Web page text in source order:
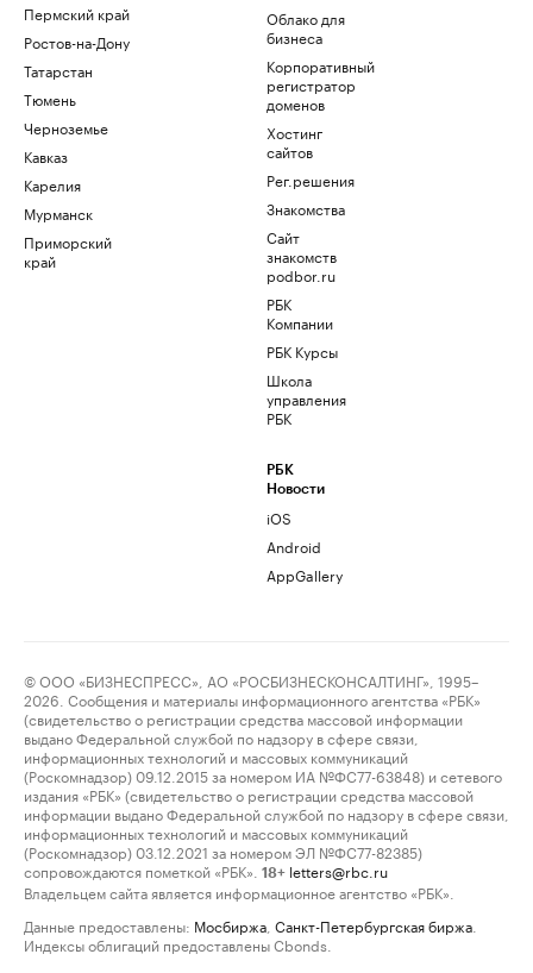
Пермский край
Ростов-на-Дону
Татарстан
Тюмень
Черноземье
Кавказ
Карелия
Мурманск
Приморский
край
Облако для
бизнеса
Корпоративный
регистратор
доменов
Хостинг
сайтов
Рег.решения
Знакомства
Сайт
знакомств
podbor.ru
РБК
Компании
РБК Курсы
Школа
управления
РБК
РБК
Новости
iOS
Android
AppGallery
© ООО «БИЗНЕСПРЕСС», АО «РОСБИЗНЕСКОНСАЛТИНГ», 1995–
2026. Сообщения и материалы информационного агентства «РБК»
(свидетельство о регистрации средства массовой информации
выдано Федеральной службой по надзору в сфере связи,
информационных технологий и массовых коммуникаций
(Роскомнадзор) 09.12.2015 за номером ИА №ФС77-63848) и сетевого
издания «РБК» (свидетельство о регистрации средства массовой
информации выдано Федеральной службой по надзору в сфере связи,
информационных технологий и массовых коммуникаций
(Роскомнадзор) 03.12.2021 за номером ЭЛ №ФС77-82385)
сопровождаются пометкой «РБК».
18+ letters@rbc.ru
Владельцем сайта является информационное агентство «РБК».
Данные предоставлены: Мосбиржа Санкт-Петербургская биржа
Индексы облигаций предоставлены Cbonds.